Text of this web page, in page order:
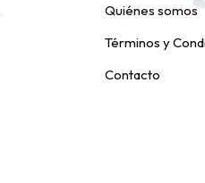
Quiénes somos
Términos y
Contacto